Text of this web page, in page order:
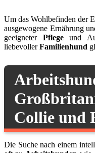
Um das Wohlbefinden der
ausgewogene Ernährung
geeigneter Pflegeund
liebevollerFamilienhund
Collie und
Die Suche nach einem